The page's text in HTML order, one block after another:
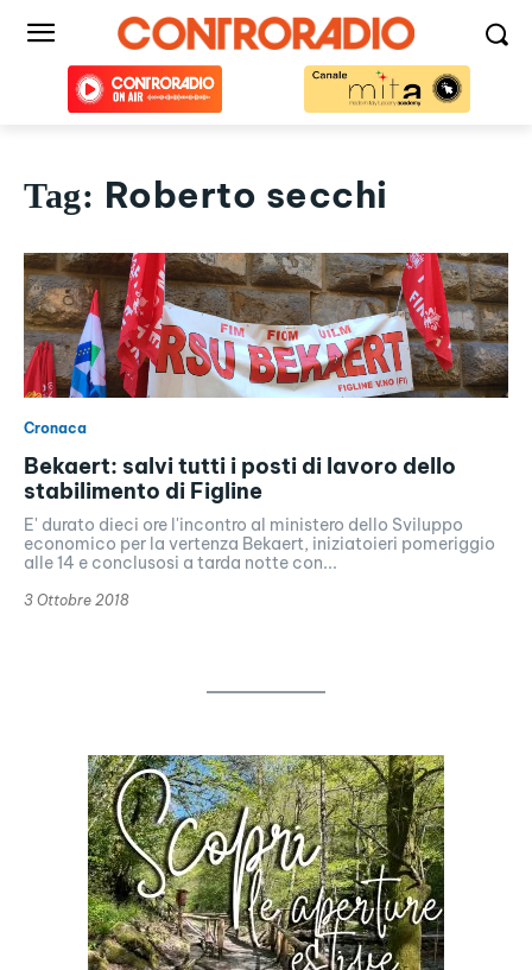
Tag: Roberto secchi
Cronaca
Bekaert: salvi tutti i posti di lavoro dello
stabilimento di Figline
E' durato dieci ore l'incontro al ministero dello Sviluppo
economico per la vertenza Bekaert, iniziatoieri pomeriggio
alle 14 e conclusosi a tarda notte con...
3 Ottobre 2018